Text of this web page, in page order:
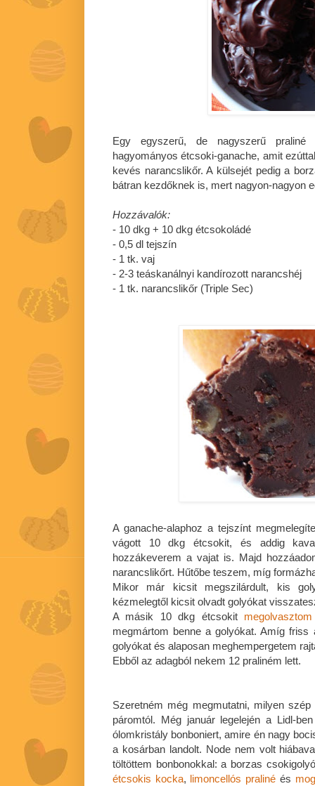
Egy egyszerű, de nagyszerű
hagyományos étcsoki-ganache, amit
kevés narancslikőr. A külsejét pedig a
bátran kezdőknek is, mert nagyon-nagyon
Hozzávalók:
- 10 dkg + 10 dkg étcsokoládé
- 0,5 dl tejszín
- 1 tk. vaj
- 2-3 teáskanálnyi kandírozott narancshéj
- 1 tk. narancslikőr (Triple Sec)
A ganache-alaphoz a tejszínt
vágott 10 dkg étcsokit, és addig
hozzákeverem a vajat is. Majd
narancslikőrt. Hűtőbe teszem, míg
Mikor már kicsit megszilárdult, kis
kézmelegtől kicsit olvadt golyókat
A másik 10 dkg étcsokit
megmártom benne a golyókat. Amíg
golyókat és alaposan meghempergetem
Ebből az adagból nekem 12 praliném lett.
Szeretném még megmutatni, milyen
páromtól. Még január legelején a Lidl-
ólomkristály bonboniert, amire én nagy
a kosárban landolt. Node nem volt
töltöttem bonbonokkal: a borzas
étcsokis kocka, limoncellós praliné és